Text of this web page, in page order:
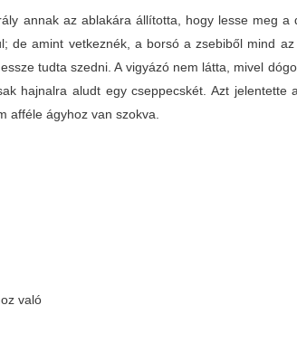
annak az ablakára állította, hogy lesse meg a
de amint vetkeznék, a borsó a zsebiből mind
tudta szedni. A vigyázó nem látta, mivel
hajnalra aludt egy cseppecskét. Azt jelentette
afféle ágyhoz van szokva.
való